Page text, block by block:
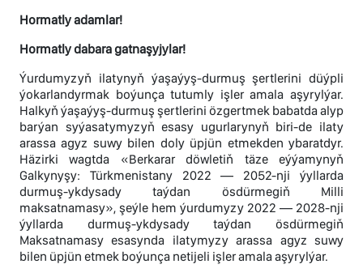
Hormatly adamlar!
Hormatly dabara gatnaşyjylar!
Ýurdumyzyň ilatynyň ýaşaýyş-durmuş şertlerini düýpli
ýokarlandyrmak boýunça tutumly işler amala aşyrylýar.
Halkyň ýaşaýyş-durmuş şertlerini özgertmek babatda alyp
barýan syýasatymyzyň esasy ugurlarynyň biri-de ilaty
arassa agyz suwy bilen doly üpjün etmekden ybaratdyr.
Häzirki wagtda «Berkarar döwletiň täze eýýamynyň
Galkynyşy: Türkmenistany 2022 — 2052-nji ýyllarda
durmuş-ykdysady taýdan ösdürmegiň Milli
maksatnamasy», şeýle hem ýurdumyzy 2022 — 2028-nji
ýyllarda durmuş-ykdysady taýdan ösdürmegiň
Maksatnamasy esasynda ilatymyzy arassa agyz suwy
bilen üpjün etmek boýunça netijeli işler amala aşyrylýar.